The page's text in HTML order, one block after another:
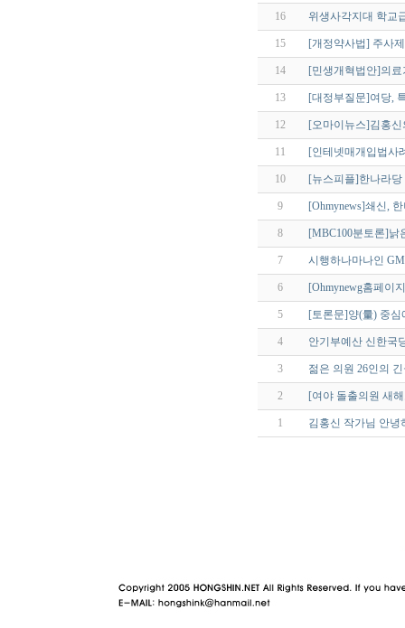
16 위생사각지대 학교
15 [개정약사법] 주사
14 [민생개혁법안]의
13 [대정부질문]여당,
12 [오마이뉴스]김홍
11 [인테넷매개입법사
10 [뉴스피플]한나라
9 [Ohmynews]쇄신,
8 [MBC100분토론]낡
7 시행하나마나인
6 [Ohmynewg홈페이
5 [토론문]양(量) 중심
4 안기부예산 신한국
3 젊은 의원 26인의
2 [여야 돌출의원 새
1 김홍신 작가님 안녕